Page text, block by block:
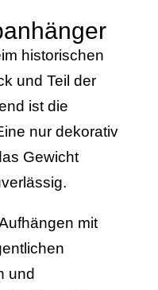
historischen
und Teil der
ist die
nur dekorativ
Gewicht
mit
und